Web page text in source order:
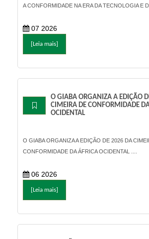
A CONFORMIDADE NA ERA DA TECNOLOGIA E
07 2026
[Leia mais]
O GIABA ORGANIZA A EDIÇÃO
CIMEIRA DE CONFORMIDADE
OCIDENTAL
O GIABA ORGANIZA A EDIÇÃO DE 2026 DA
CONFORMIDADE DA ÁFRICA OCIDENTAL ....
06 2026
[Leia mais]